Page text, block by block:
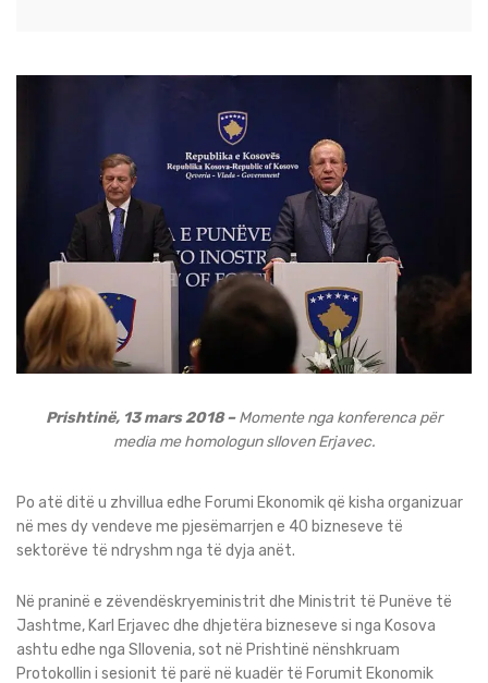
Prishtinë, 13 mars 2018 –Momente nga konferenca për
media me homologun slloven Erjavec.
Po atë ditë u zhvillua edhe Forumi Ekonomik që kisha organizuar
në mes dy vendeve me pjesëmarrjen e 40 bizneseve të
sektorëve të ndryshm nga të dyja anët.
Në praninë e zëvendëskryeministrit dhe Ministrit të Punëve të
Jashtme, Karl Erjavec dhe dhjetëra bizneseve si nga Kosova
ashtu edhe nga Sllovenia, sot në Prishtinë nënshkruam
Protokollin i sesionit të parë në kuadër të Forumit Ekonomik